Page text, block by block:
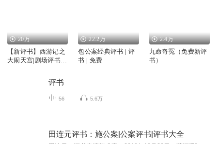
20万
【新评书】西游记之
大闹天宫|剧场评书|
22.2万
包公案经典评书 | 评
书 | 免费
2.4万
九命奇冤（免费新评
书）
评书
56 5.6万
田连元评书：施公案|公案评书|评书大全